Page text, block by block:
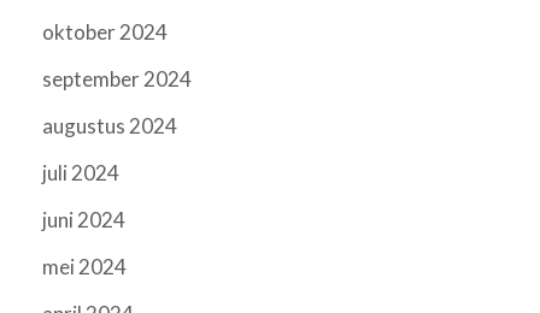
oktober 2024
september 2024
augustus 2024
juli 2024
juni 2024
mei 2024